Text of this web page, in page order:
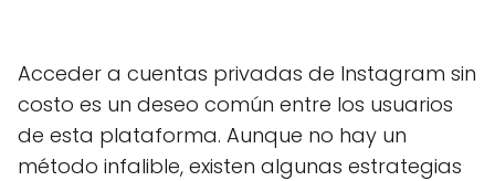
Acceder a cuentas privadas de Instagram sin
costo es un deseo común entre los usuarios
de esta plataforma. Aunque no hay un
método infalible, existen algunas estrategias